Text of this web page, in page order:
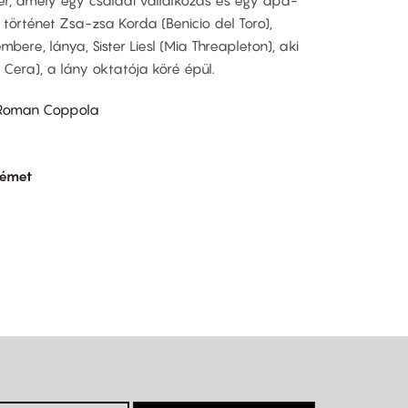
Zsa-zsa Korda (Benicio del Toro),
lánya, Sister Liesl (Mia Threapleton), aki
Cera), a lány oktatója köré épül.
Coppola